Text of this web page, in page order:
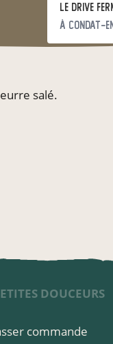
salé.
DOUCEURS
commande